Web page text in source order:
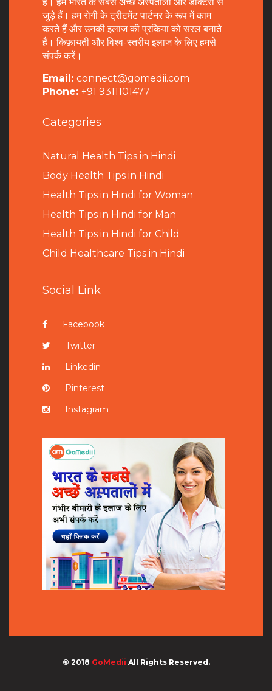
जुड़े हैं। हम रोगी के ट्रीटमेंट पार्टनर के रूप में काम
करते हैं और उनकी इलाज की प्रकिया को सरल बनाते
हैं। किफ़ायती और विश्व-स्तरीय इलाज के लिए हमसे
संपर्क करें।
Email: connect@gomedii.com
Phone: +91 9311101477
Categories
Natural Health Tips in Hindi
Body Health Tips in Hindi
Health Tips in Hindi for Woman
Health Tips in Hindi for Man
Health Tips in Hindi for Child
Child Healthcare Tips in Hindi
Social Link
Facebook
Twitter
Linkedin
Pinterest
Instagram
© 2018 GoMedii All Rights Reserved.